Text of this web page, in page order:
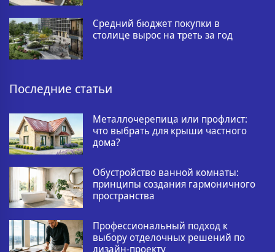
Средний бюджет покупки в
столице вырос на треть за год
Последние статьи
Металлочерепица или профлист:
что выбрать для крыши частного
дома?
Обустройство ванной комнаты:
принципы создания гармоничного
пространства
Профессиональный подход к
выбору отделочных решений по
дизайн-проекту